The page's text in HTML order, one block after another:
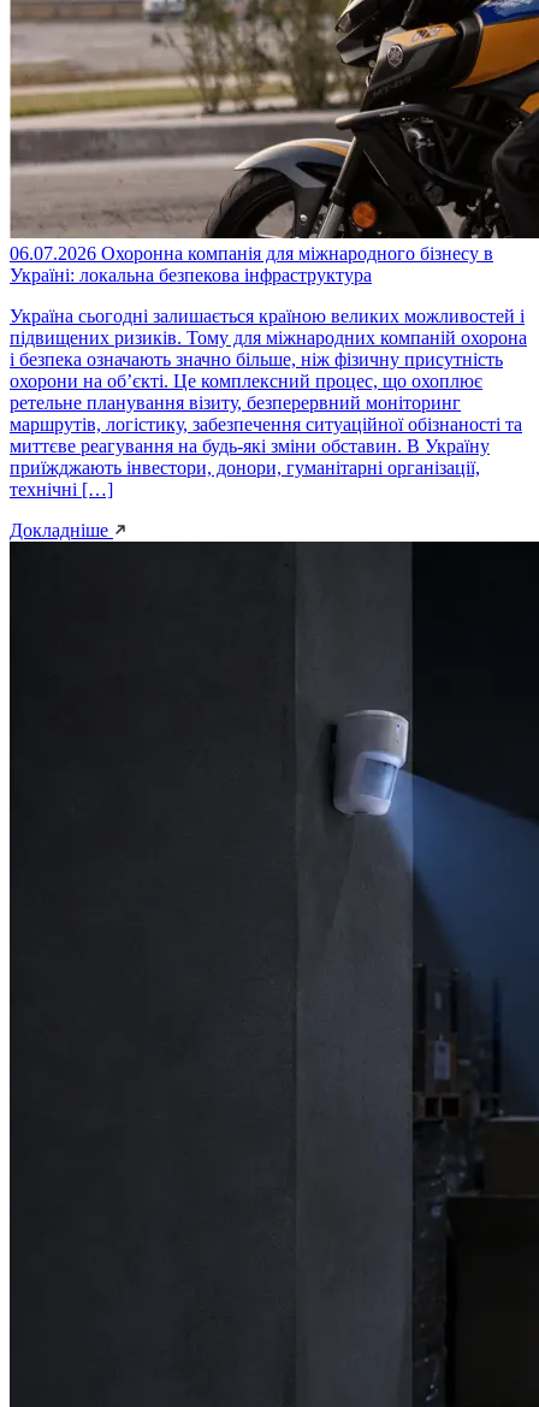
06.07.2026 Охоронна компанія для міжнародного бізнесу в
Україні: локальна безпекова інфраструктура
Україна сьогодні залишається країною великих можливостей і
підвищених ризиків. Тому для міжнародних компаній охорона
і безпека означають значно більше, ніж фізичну присутність
охорони на об’єкті. Це комплексний процес, що охоплює
ретельне планування візиту, безперервний моніторинг
маршрутів, логістику, забезпечення ситуаційної обізнаності та
миттєве реагування на будь-які зміни обставин. В Україну
приїжджають інвестори, донори, гуманітарні організації,
технічні […]
Докладніше